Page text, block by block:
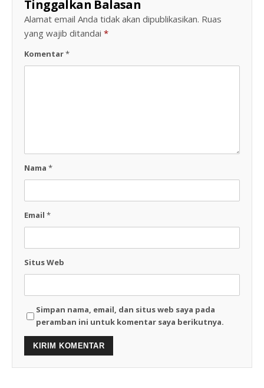
Tinggalkan Balasan
Alamat email Anda tidak akan dipublikasikan. Ruas
yang wajib ditandai *
Komentar*
Nama *
Email *
Situs Web
Simpan nama, email, dan situs web saya pada
peramban ini untuk komentar saya berikutnya.